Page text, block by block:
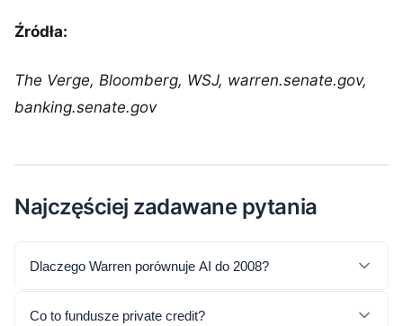
Źródła:
The Verge, Bloomberg, WSJ, warren.senate.gov,
banking.senate.gov
Najczęściej zadawane pytania
Dlaczego Warren porównuje AI do 2008?
Co to fundusze private credit?